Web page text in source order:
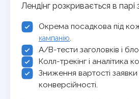
Лендінг розкривається в парі
Окрема посадкова під
кампанію
A/B-тести заголовків і
Колл-трекінг і аналітика
Зниження вартості
конверсійності.